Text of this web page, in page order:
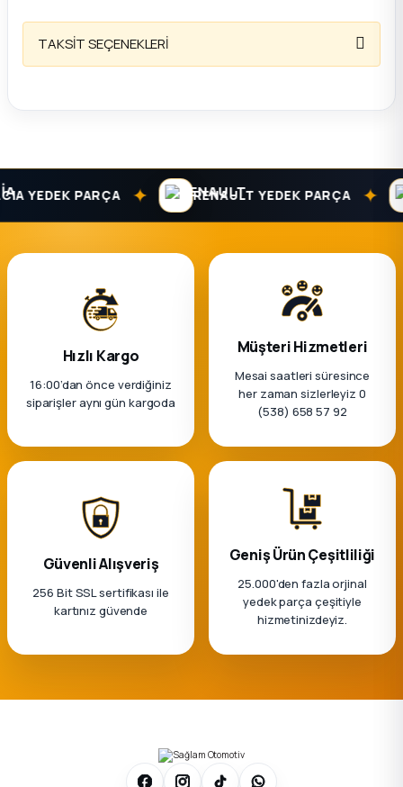
TAKSİT SEÇENEKLERİ
YEDEK PARÇA ✦ RENAULT YEDEK PARÇA ✦
Hızlı Kargo
16:00’dan önce verdiğiniz
siparişler aynı gün kargoda
Müşteri Hizmetleri
Mesai saatleri süresince
her zaman sizlerleyiz 0
(538) 658 57 92
Güvenli Alışveriş
256 Bit SSL sertifikası ile
kartınız güvende
Geniş Ürün Çeşitliliği
25.000'den fazla orjinal
yedek parça çeşitiyle
hizmetinizdeyiz.